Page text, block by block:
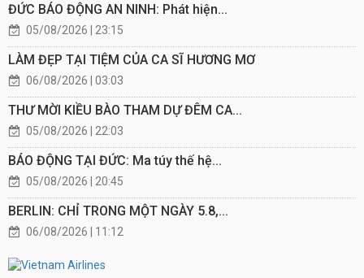
ĐỨC BÁO ĐỘNG AN NINH: Phát hiện...
05/08/2026 | 23:15
LÀM ĐẸP TẠI TIỆM CỦA CA SĨ HƯƠNG MƠ
06/08/2026 | 03:03
THƯ MỜI KIỀU BÀO THAM DỰ ĐÊM CA...
05/08/2026 | 22:03
BÁO ĐỘNG TẠI ĐỨC: Ma túy thế hệ...
05/08/2026 | 20:45
BERLIN: CHỈ TRONG MỘT NGÀY 5.8,...
06/08/2026 | 11:12